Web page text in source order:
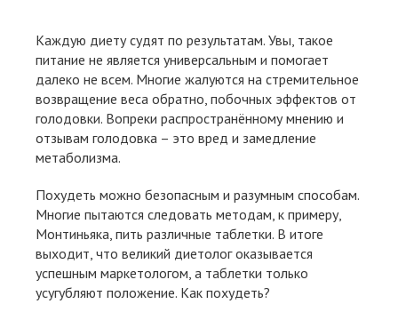
Каждую диету судят по результатам. Увы, такое
питание не является универсальным и помогает
далеко не всем. Многие жалуются на стремительное
возвращение веса обратно, побочных эффектов от
голодовки. Вопреки распространённому мнению и
отзывам голодовка – это вред и замедление
метаболизма.
Похудеть можно безопасным и разумным способам.
Многие пытаются следовать методам, к примеру,
Монтиньяка, пить различные таблетки. В итоге
выходит, что великий диетолог оказывается
успешным маркетологом, а таблетки только
усугубляют положение. Как похудеть?